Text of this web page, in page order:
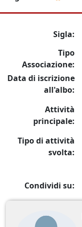
Sigla:
Tipo
Associazione:
Data di iscrizione
all'albo:
Attività
principale:
Tipo di attività
svolta:
Condividi su: